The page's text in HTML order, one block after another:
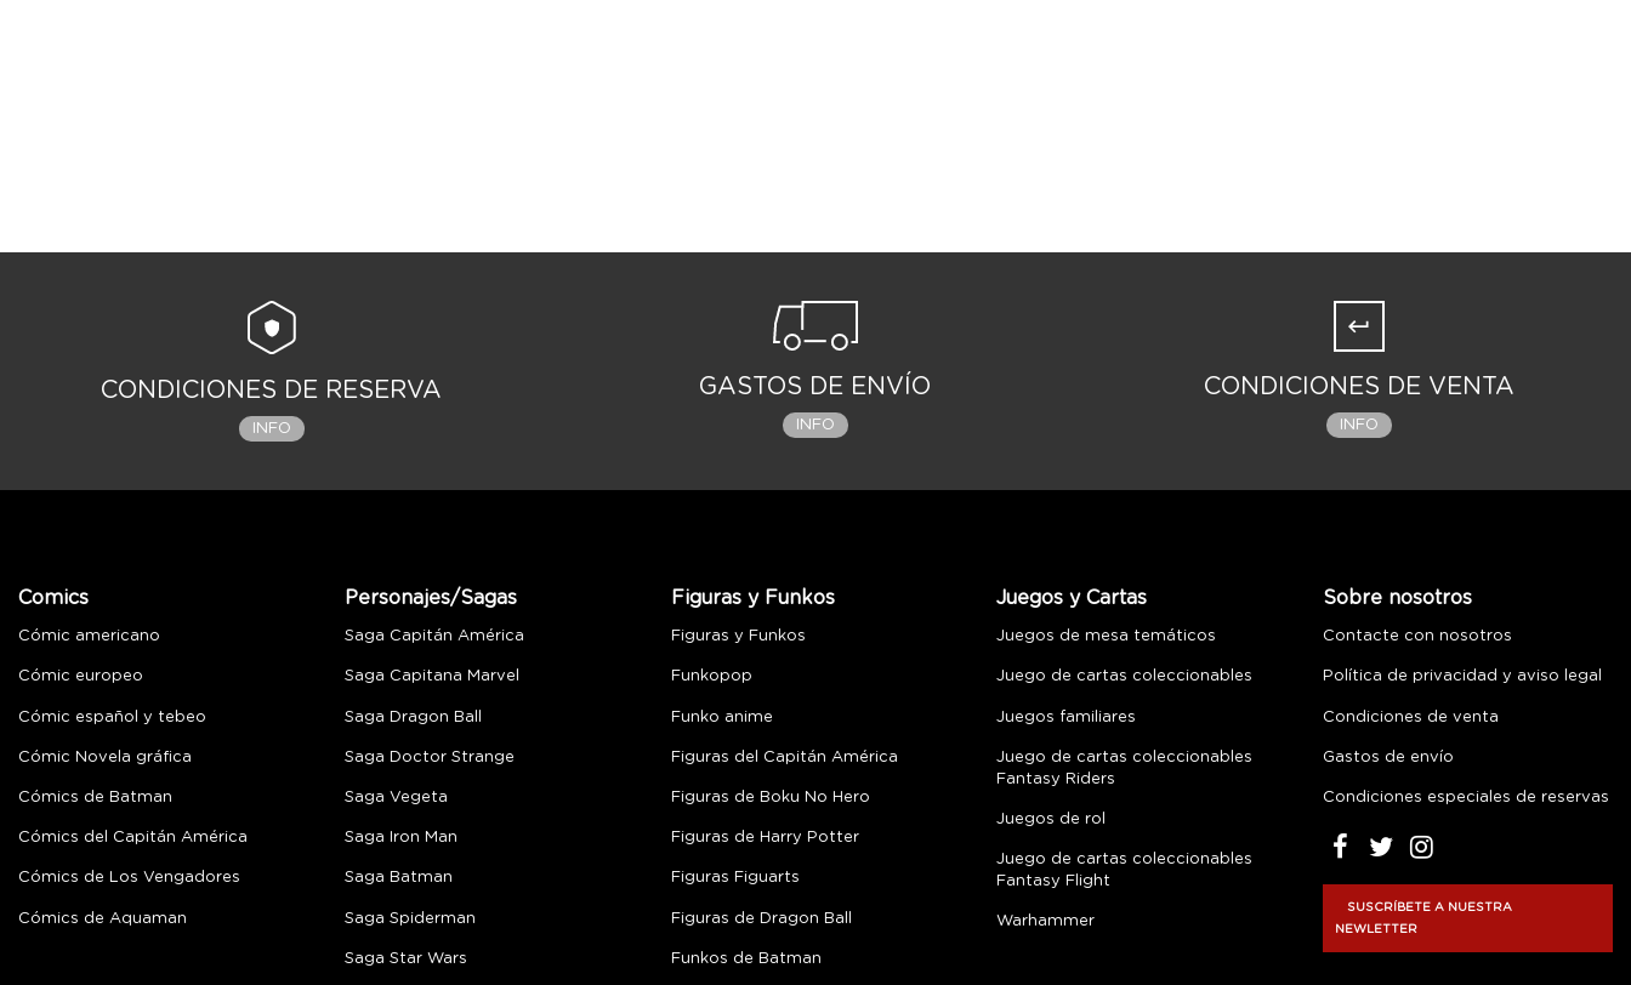
CONDICIONES DE RESERVA
INFO
GASTOS DE ENVÍO
INFO
CONDICIONES DE VENTA
INFO
Comics
Cómic americano
Cómic europeo
Cómic español y tebeo
Cómic Novela gráfica
Cómics de Batman
Cómics del Capitán América
Cómics de Los Vengadores
Cómics de Aquaman
Personajes/Sagas
Saga Capitán América
Saga Capitana Marvel
Saga Dragon Ball
Saga Doctor Strange
Saga Vegeta
Saga Iron Man
Saga Batman
Saga Spiderman
Saga Star Wars
Figuras y Funkos
Figuras y Funkos
Funkopop
Funko anime
Figuras del Capitán América
Figuras de Boku No Hero
Figuras de Harry Potter
Figuras Figuarts
Figuras de Dragon Ball
Funkos de Batman
Juegos y Cartas
Juegos de mesa temáticos
Juego de cartas coleccionables
Juegos familiares
Juego de cartas coleccionables
Fantasy Riders
Juegos de rol
Juego de cartas coleccionables
Fantasy Flight
Warhammer
Sobre nosotros
Contacte con nosotros
Política de privacidad y aviso legal
Condiciones de venta
Gastos de envío
Condiciones especiales de reservas
SUSCRÍBETE A NUESTRA
NEWLETTER